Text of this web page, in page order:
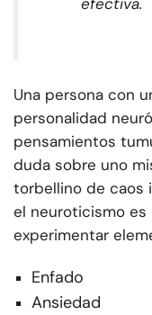
Una persona con
personalidad
pensamientos
duda sobre uno
torbellino de caos
el neuroticismo es
experimentar
Enfado
Ansiedad